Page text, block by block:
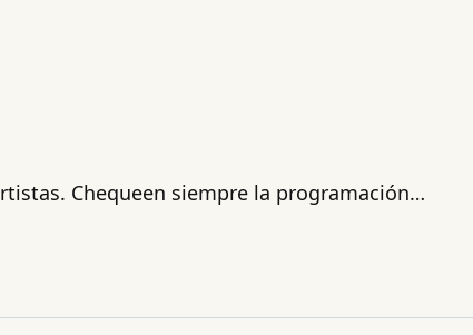
Chequeen siempre la programación…